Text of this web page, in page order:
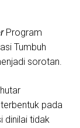
Program
Tumbuh
sorotan.
pada
dinilai tidak